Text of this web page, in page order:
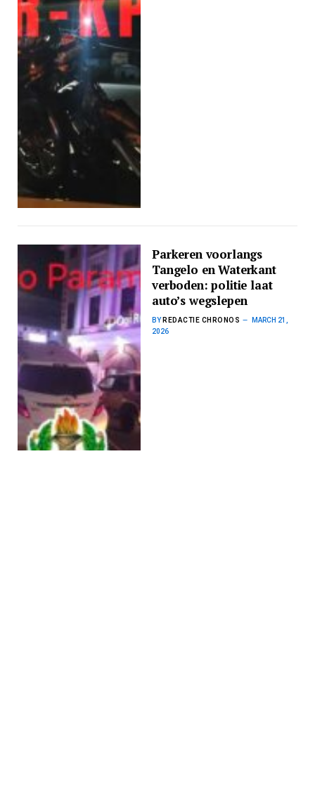
Parkeren voorlangs
Tangelo en Waterkant
verboden: politie laat
auto’s wegslepen
BY REDACTIE CHRONOS
MARCH 21,
2026